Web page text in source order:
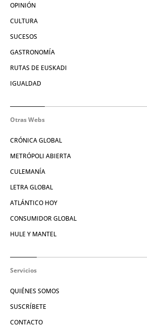
OPINIÓN
CULTURA
SUCESOS
GASTRONOMÍA
RUTAS DE EUSKADI
IGUALDAD
Otras Webs
CRÓNICA GLOBAL
METRÓPOLI ABIERTA
CULEMANÍA
LETRA GLOBAL
ATLÁNTICO HOY
CONSUMIDOR GLOBAL
HULE Y MANTEL
Servicios
QUIÉNES SOMOS
SUSCRÍBETE
CONTACTO